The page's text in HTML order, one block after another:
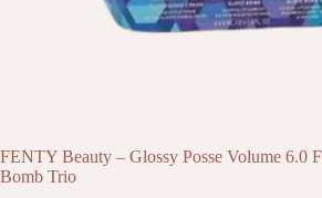
FENTY Beauty – Glossy Posse Volume 6.0
Bomb Trio